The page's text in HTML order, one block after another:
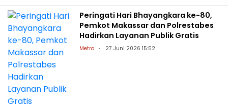
Peringati Hari Bhayangkara ke-80,
Pemkot Makassar dan Polrestabes
Hadirkan Layanan Publik Gratis
Metro 27 Juni 2026 15:52